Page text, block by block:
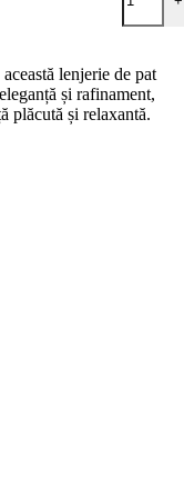
lenjerie de pat
și rafinament,
plăcută și relaxantă.